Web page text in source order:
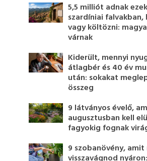
5,5 milliót adnak
szardíniai falvakban,
vagy költözni:
várnak
Kiderült, mennyi
átlagbér és 40 év
után: sokakat
összeg
9 látványos évelő,
augusztusban kell
fagyokig fognak
9 szobanövény,
visszavágnod